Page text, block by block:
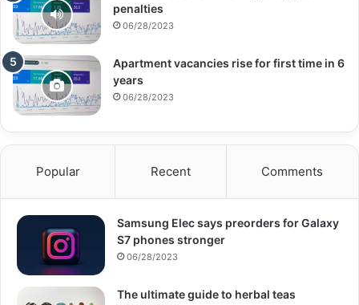
penalties
06/28/2023
Apartment vacancies rise for first time in 6
years
06/28/2023
Popular Recent Comments
Samsung Elec says preorders for Galaxy
S7 phones stronger
06/28/2023
The ultimate guide to herbal teas